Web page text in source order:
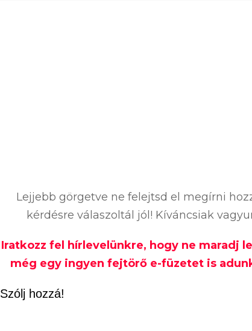
Lejjebb görgetve ne felejtsd el megírni
kérdésre válaszoltál jól! Kíváncsiak
Iratkozz fel hírlevelünkre, hogy ne maradj
még egy ingyen fejtörő e-füzetet is
Szólj hozzá!